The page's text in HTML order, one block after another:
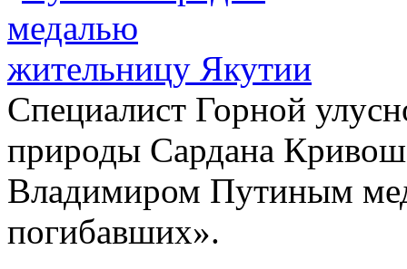
Специалист Горной
природы Сардана
Владимиром Путиным
погибавших».